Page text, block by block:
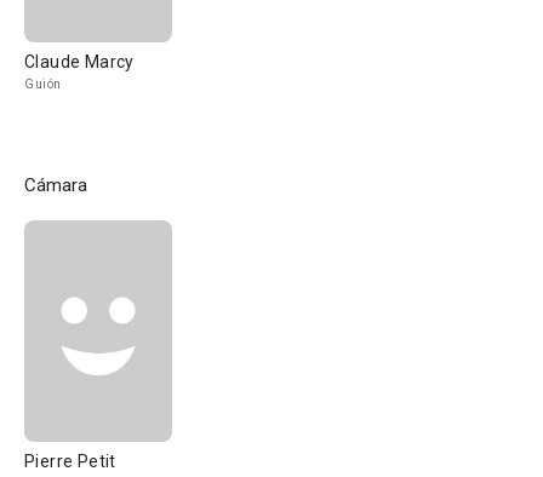
Claude Marcy
Guión
Cámara
Pierre Petit